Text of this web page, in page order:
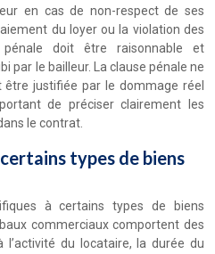
en cas de non-respect de ses
du loyer ou la violation des
doit être raisonnable et
par le bailleur. La clause pénale ne
justifiée par le dommage réel
de préciser clairement les
le contrat.
types de biens
à certains types de biens
commerciaux comportent des
l’activité du locataire, la durée du